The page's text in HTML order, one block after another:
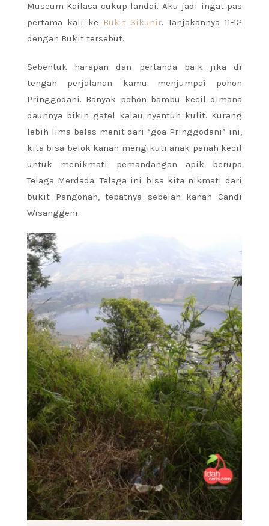
Museum Kailasa cukup landai. Aku jadi ingat pas
pertama kali ke
Bukit Sikunir. Tanjakannya 11-12
dengan Bukit tersebut.
Sebentuk harapan dan pertanda baik jika di
tengah perjalanan kamu menjumpai pohon
Pringgodani. Banyak pohon bambu kecil dimana
daunnya bikin gatel kalau nyentuh kulit. Kurang
lebih lima belas menit dari “goa Pringgodani” ini,
kita bisa belok kanan mengikuti anak panah kecil
untuk menikmati pemandangan apik berupa
Telaga Merdada. Telaga ini bisa kita nikmati dari
bukit Pangonan, tepatnya sebelah kanan Candi
Wisanggeni.